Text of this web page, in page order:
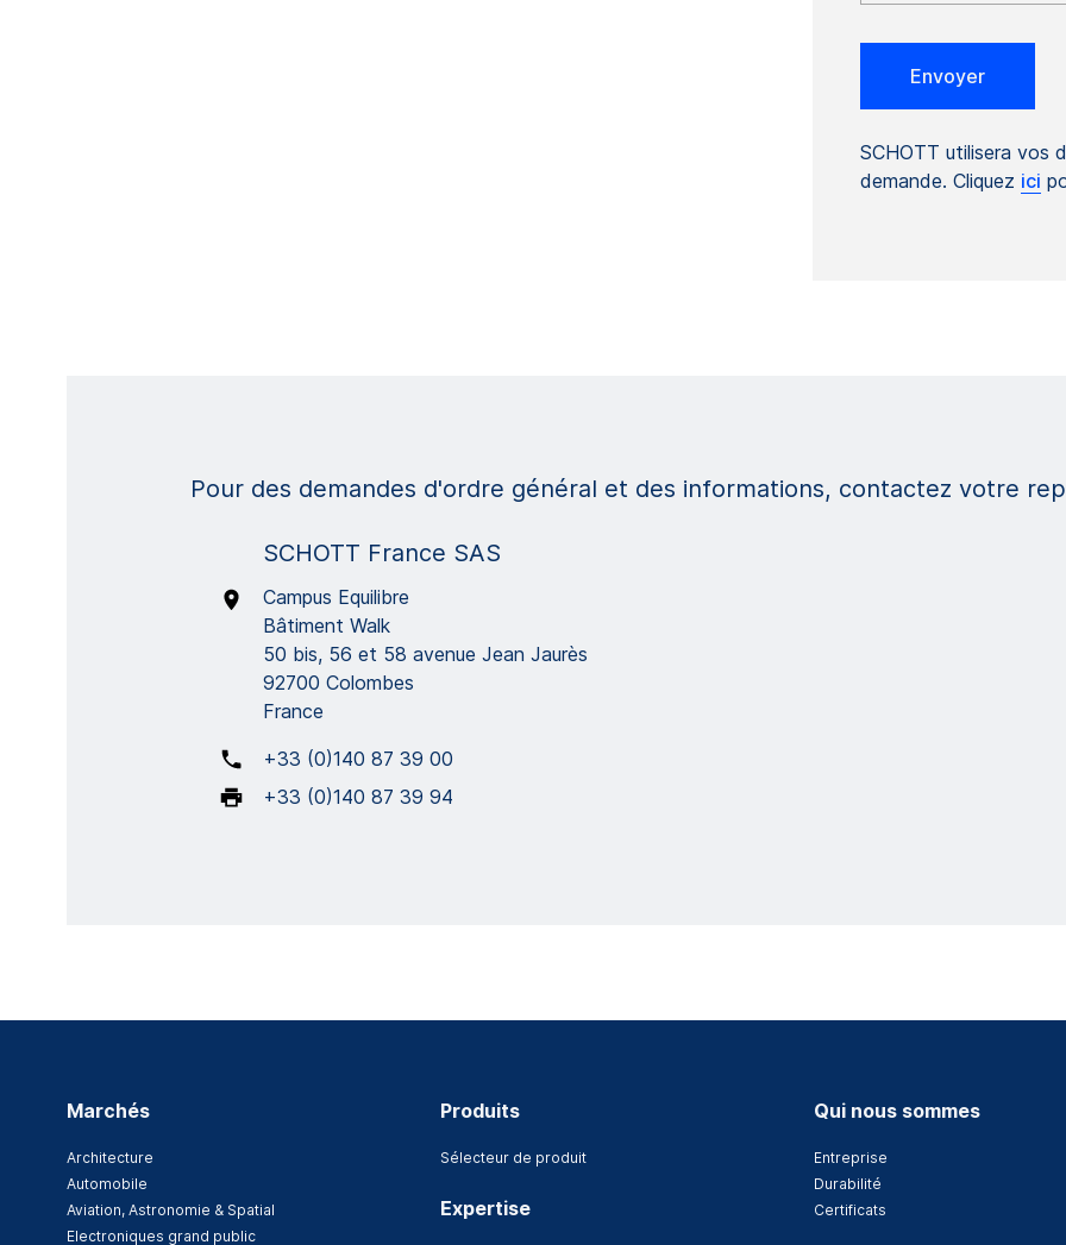
SCHOTT utilisera vos
demande. Cliquez ici
Pour des demandes d'ordre général et des informations, contactez votre
SCHOTT France SAS
Campus Equilibre
Bâtiment Walk
50 bis, 56 et 58 avenue Jean Jaurès
92700 Colombes
France
+33 (0)140 87 39 00
+33 (0)140 87 39 94
Marchés
Architecture
Automobile
Aviation, Astronomie & Spatial
Electroniques grand public
Produits
Sélecteur de produit
Expertise
Qui nous sommes
Entreprise
Durabilité
Certificats